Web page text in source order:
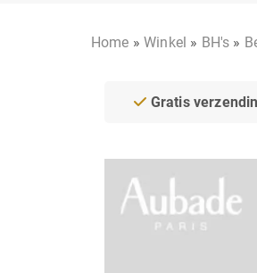
Home »Winkel » BH's »
Gratis